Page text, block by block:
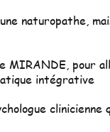
naturopathe,
MIRANDE, pour
intégrative